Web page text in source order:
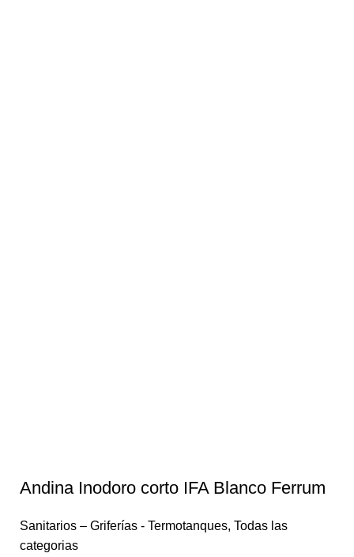
Andina Inodoro corto IFA Blanco Ferrum
Sanitarios – Griferías - Termotanques, Todas las
categorias